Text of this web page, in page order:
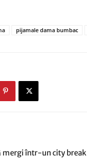
pijamale dama bumbac
mergi într-un city break